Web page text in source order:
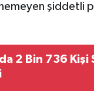
şiddetli
2 Bin 736 Kişi